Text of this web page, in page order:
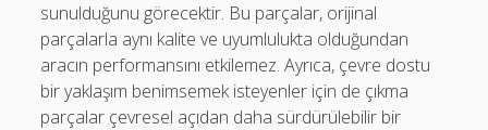
sunulduğunu görecektir. Bu parçalar, orijinal
parçalarla aynı kalite ve uyumlulukta olduğundan
aracın performansını etkilemez. Ayrıca, çevre dostu
bir yaklaşım benimsemek isteyenler için de çıkma
parçalar çevresel açıdan daha sürdürülebilir bir